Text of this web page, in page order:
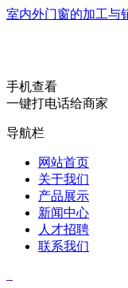
室内外门窗的加工与
手机查看
一键打电话给商家
导航栏
网站首页
关于我们
产品展示
新闻中心
人才招聘
联系我们